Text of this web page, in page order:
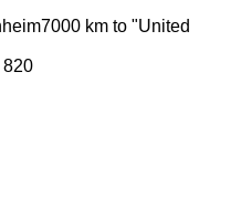
7000 km to "United
820